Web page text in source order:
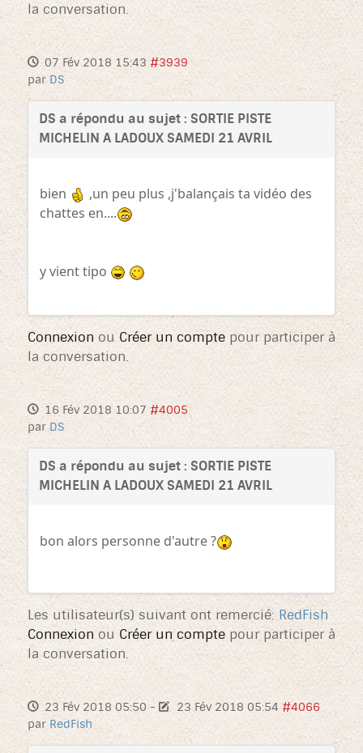
la conversation.
07 Fév 2018 15:43 #3939
parDS
DS a répondu au sujet : SORTIE PISTE
MICHELIN A LADOUX SAMEDI 21 AVRIL
bien
,un peu plus ,j'balançais ta vidéo des
chattes en....
y vient tipo
Connexion ou Créer un compte pour participer à
la conversation.
16 Fév 2018 10:07 #4005
parDS
DS a répondu au sujet : SORTIE PISTE
MICHELIN A LADOUX SAMEDI 21 AVRIL
bon alors personne d'autre ?
Les utilisateur(s) suivant ont remercié: RedFish
ConnexionouCréer un compte pour participer à
la conversation.
23 Fév 2018 05:50- 23 Fév 2018 05:54 #4066
par RedFish